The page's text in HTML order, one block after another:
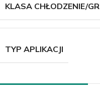
KLASA CHŁODZENIE/
TYP APLIKACJI